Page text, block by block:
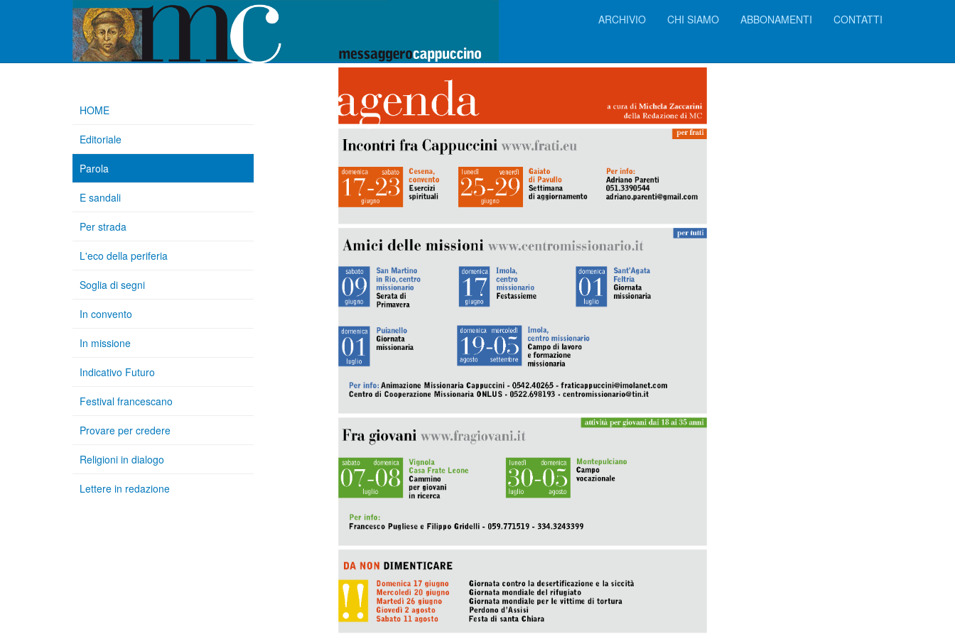
ARCHIVIO CHI SIAMO ABBONAMENTI CONTATTI
HOME
Editoriale
Parola
E sandali
Per strada
L'eco della periferia
Soglia di segni
In convento
In missione
Indicativo Futuro
Festival francescano
Provare per credere
Religioni in dialogo
Lettere in redazione